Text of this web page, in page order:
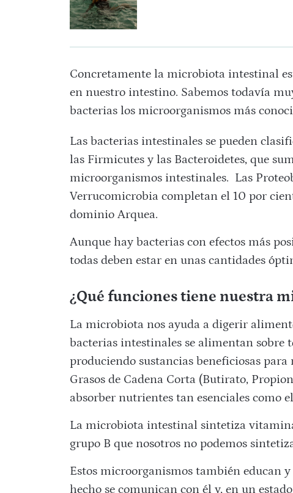
Concretamente la microbiota intestinal
en nuestro intestino. Sabemos todavía
bacterias los microorganismos más
Las bacterias intestinales se pueden
las Firmicutes y las Bacteroidetes, que
microorganismos intestinales. Las
Verrucomicrobia completan el 10 por
dominio Arquea.
Aunque hay bacterias con efectos más
todas deben estar en unas cantidades
¿Qué funciones tiene nuestra
La microbiota nos ayuda a digerir
bacterias intestinales se alimentan sobre
produciendo sustancias beneficiosas
Grasos de Cadena Corta (Butirato,
absorber nutrientes tan esenciales como
La microbiota intestinal sintetiza
grupo B que nosotros no podemos
Estos microorganismos también educan
hecho se comunican con él y, en un